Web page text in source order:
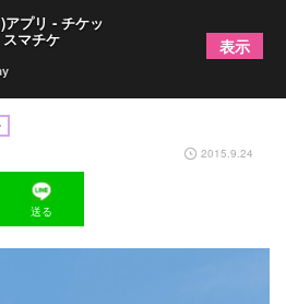
める日比谷の“日韓フェス”
2015.9.24
送る
アプリ - チケッ
スマチケ 表示